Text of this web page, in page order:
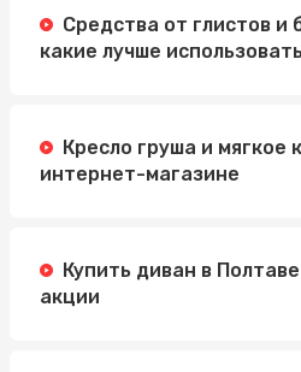
Средства от глистов и
какие лучше
Кресло груша и мягкое
интернет-магазине
Купить диван в
акции